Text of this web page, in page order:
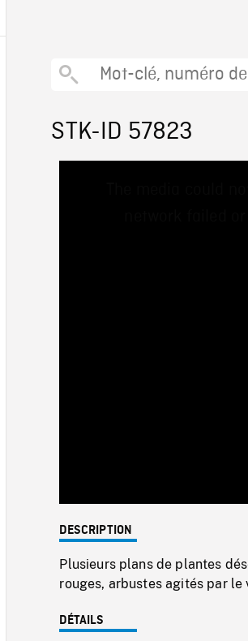
STK-ID 57823
DESCRIPTION
Plusieurs plans de plantes
rouges, arbustes agités par
DÉTAILS